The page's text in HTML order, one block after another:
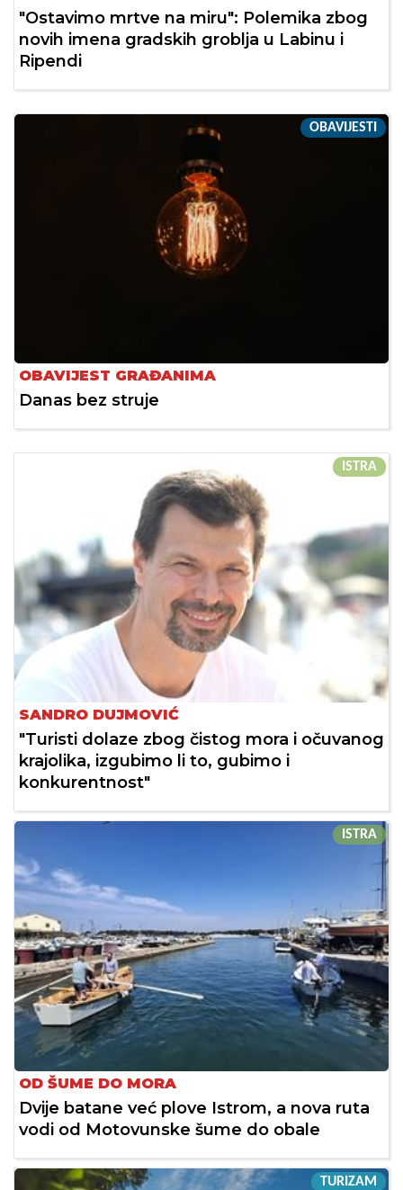
"Ostavimo mrtve na miru": Polemika zbog
novih imena gradskih groblja u Labinu i
Ripendi
OBAVIJESTI
OBAVIJEST GRAĐANIMA
Danas bez struje
ISTRA
SANDRO DUJMOVIĆ
"Turisti dolaze zbog čistog mora i očuvanog
krajolika, izgubimo li to, gubimo i
konkurentnost"
ISTRA
OD ŠUME DO MORA
Dvije batane već plove Istrom, a nova ruta
vodi od Motovunske šume do obale
TURIZAM